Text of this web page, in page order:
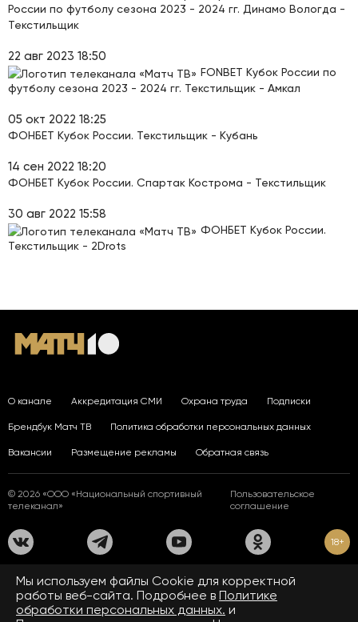
России по футболу сезона 2023 - 2024 гг. Динамо Вологда -
Текстильщик
22 авг 2023 18:50
FONBET Кубок России по
футболу сезона 2023 - 2024 гг. Текстильщик - Амкал
05 окт 2022 18:25
ФОНБЕТ Кубок России. Текстильщик - Кубань
14 сен 2022 18:20
ФОНБЕТ Кубок России. Спартак Кострома - Текстильщик
30 авг 2022 15:58
ФОНБЕТ Кубок России.
Текстильщик - 2Drots
О канале Аккредитация СМИ Охрана труда Подписки
Брендбук Матч ТВ Политика обработки персональных данных
Вакансии Размещение рекламы Обратная связь
© 2026 «ООО «Национальный спортивный
телеканал»
Пользовательское
соглашение
18+
На сайте применяются рекомендательные технологии. Подробнее
Правилах применения рекомендательных технологий.
Средство массовой информации сетевое издание «www.matchtv.ru»
зарегистрировано Федеральной службой по надзору в сфере связи,
Мы используем файлы Сookie для корректной
работы веб-сайта. Подробнее в Политике
обработки персональных данных. и